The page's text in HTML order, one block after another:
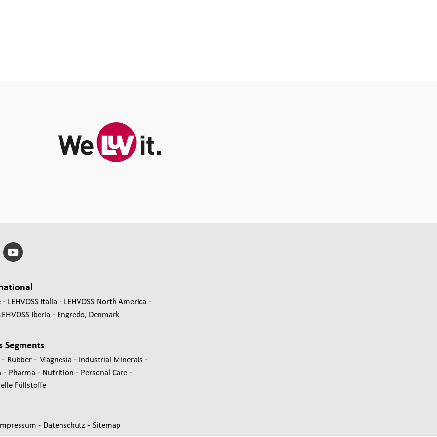
LEHVOSS Italia
LEHVOSS North America
Iberia Engredo, Denmark
Segments
- Rubber - Magnesia - Industrial Minerals -
- Pharma - Nutrition - Personal Care -
Füllstoffe
- Datenschutz - Sitemap